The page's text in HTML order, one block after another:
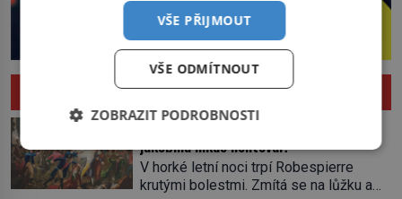
Pád Maximiliena Robespierra: Zuřivého
jakobína nikdo nelitoval?
V horké letní noci trpí Robespierre
krutými bolestmi. Zmítá se na lůžku a
VŠE PŘIJMOUT
VŠE ODMÍTNOUT
ZOBRAZIT PODROBNOSTI